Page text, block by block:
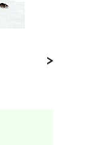
>